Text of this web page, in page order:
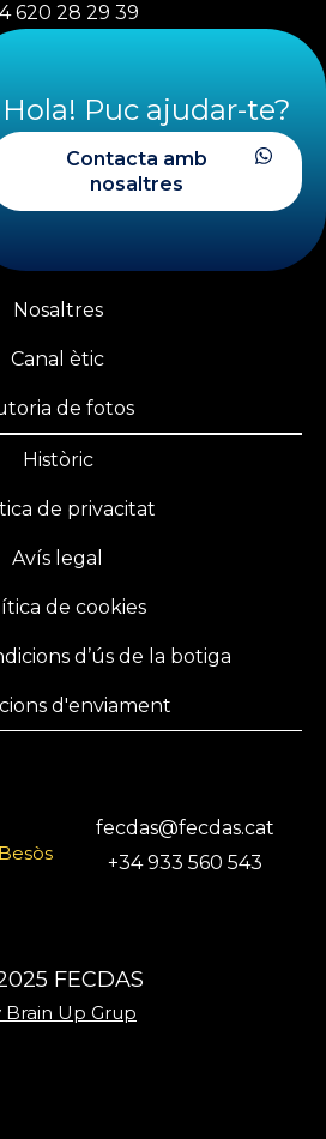
620 28 29 39
933 560 543
federativa
FECDAS
Àrea privada
Nosaltres
Canal ètic
de fotos
Històric
de privacitat
Avís legal
de cookies
d’ús de la botiga
d'enviament
fecdas@fecdas.cat
+34 933 560 543
FECDAS
Brain Up Grup
Hola! Puc ajudar-te?
Contacta amb
nosaltres